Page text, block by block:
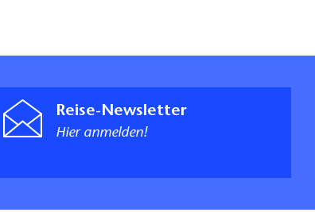
Reise-Newsletter
Hier anmelden!